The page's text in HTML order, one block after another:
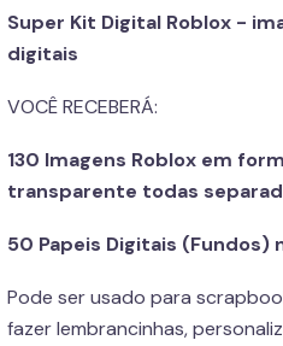
Super Kit Digital Roblox -
digitais
VOCÊ RECEBERÁ:
130 Imagens Roblox em
transparente todas
50 Papeis Digitais (Fundos)
Pode ser usado para
fazer lembrancinhas,